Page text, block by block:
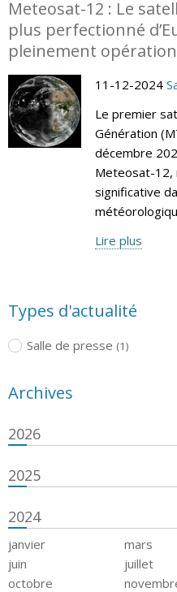
Meteosat-12 : Le
plus perfectionné
pleinement
11-12-2024
Le premier
Génération
décembre
Meteosat-12,
significative
Lire plus
Types d'actualité
Salle de presse (1)
Archives
2026
2025
2024
janvier mars
juin
juillet
octobre